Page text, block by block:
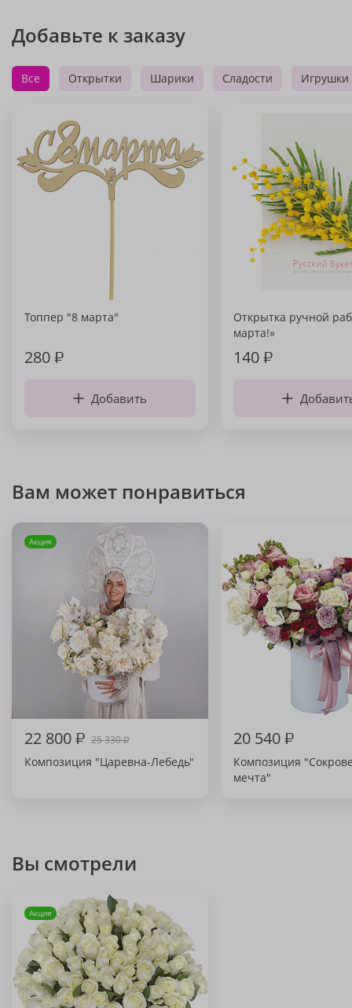
Добавьте к заказу
Все Открытки Шарики Сладости Игрушки
Топпер "8 марта"
280₽
Добавить
Открытка ручной
марта!»
140₽
Вам может понравиться
Акция
22 800₽ 25 330₽
Композиция "Царевна-Лебедь"
20 540₽
Композиция
мечта"
Вы смотрели
Акция